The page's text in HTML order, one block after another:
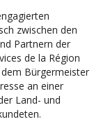
zwischen den
Partnern der
de la Région
Bürgermeister
an einer
Land- und